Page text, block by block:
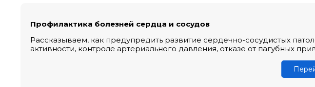
Профилактика болезней сердца и сосудов
Рассказываем, как предупредить развитие сердечно-сосудистых
активности, контроле артериального давления, отказе от пагубных